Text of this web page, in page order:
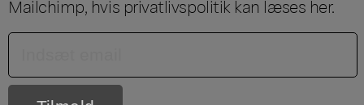
Mailchimp, hvis privatlivspolitik kan læses her.